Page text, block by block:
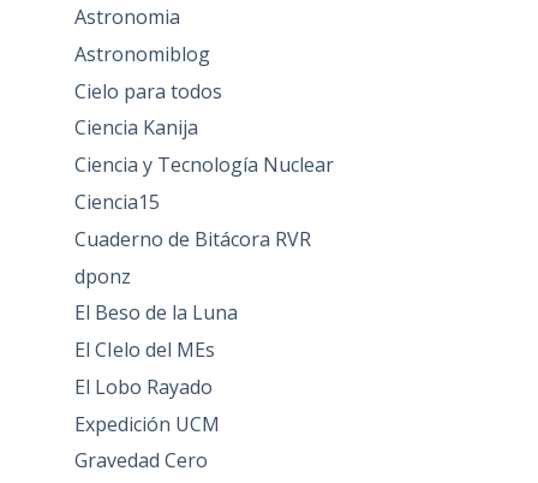
Astronomia
Astronomiblog
Cielo para todos
Ciencia Kanija
Ciencia y Tecnología Nuclear
Ciencia15
Cuaderno de Bitácora RVR
dponz
El Beso de la Luna
El CIelo del MEs
El Lobo Rayado
Expedición UCM
Gravedad Cero